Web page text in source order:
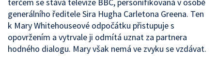
generálního ředitele Sira Hugha Carletona Greena. Ten
k Mary Whitehouseové odpočátku přistupuje s
opovržením a vytrvale ji odmítá uznat za partnera
hodného dialogu. Mary však nemá ve zvyku se vzdávat.